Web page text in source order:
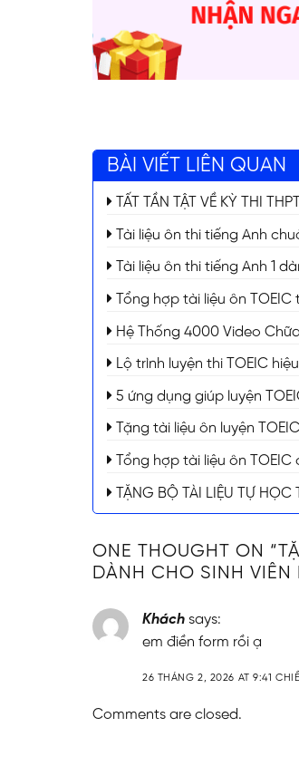
BÀI VIẾT LIÊN QUAN
TẤT TẦN TẬT VỀ KỲ THI
Tài liệu ôn thi tiếng Anh
Tài liệu ôn thi tiếng Anh 1
Tổng hợp tài liệu ôn
Hệ Thống 4000 Video
Lộ trình luyện thi TOEIC
5 ứng dụng giúp luyện
Tặng tài liệu ôn luyện
Tổng hợp tài liệu ôn
TẶNG BỘ TÀI LIỆU TỰ
ONE THOUGHT ON “
DÀNH CHO SINH VIÊN
Khách says:
em điền form rồi ạ
26 THÁNG 2, 2026 AT 9:41
Comments are closed.